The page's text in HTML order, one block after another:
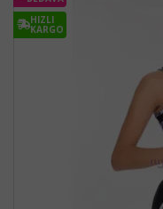
HIZLI
KARGO